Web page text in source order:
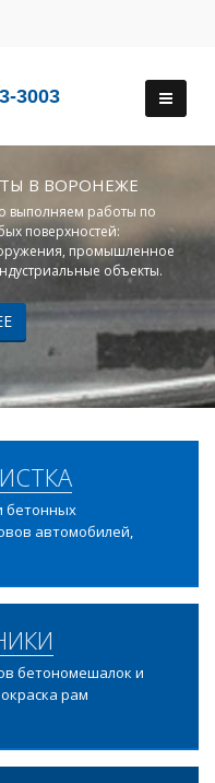
3003
В ВОРОНЕЖЕ
выполняем работы по
поверхностей:
промышленное
объекты.
бетонных
автомобилей,
бетономешалок и
рам